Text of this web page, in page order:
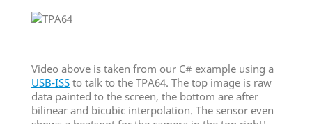
Video above is taken from our C# example using a
USB-ISS to talk to the TPA64. The top image is raw
data painted to the screen, the bottom are after
bilinear and bicubic interpolation. The sensor even